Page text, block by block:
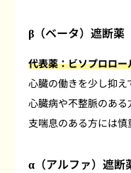
β（ベータ）遮断薬
代表薬：ビソプロロ
心臓の働きを少し抑え
心臓病や不整脈のあ
支喘息のある方には慎
α（アルファ）遮断